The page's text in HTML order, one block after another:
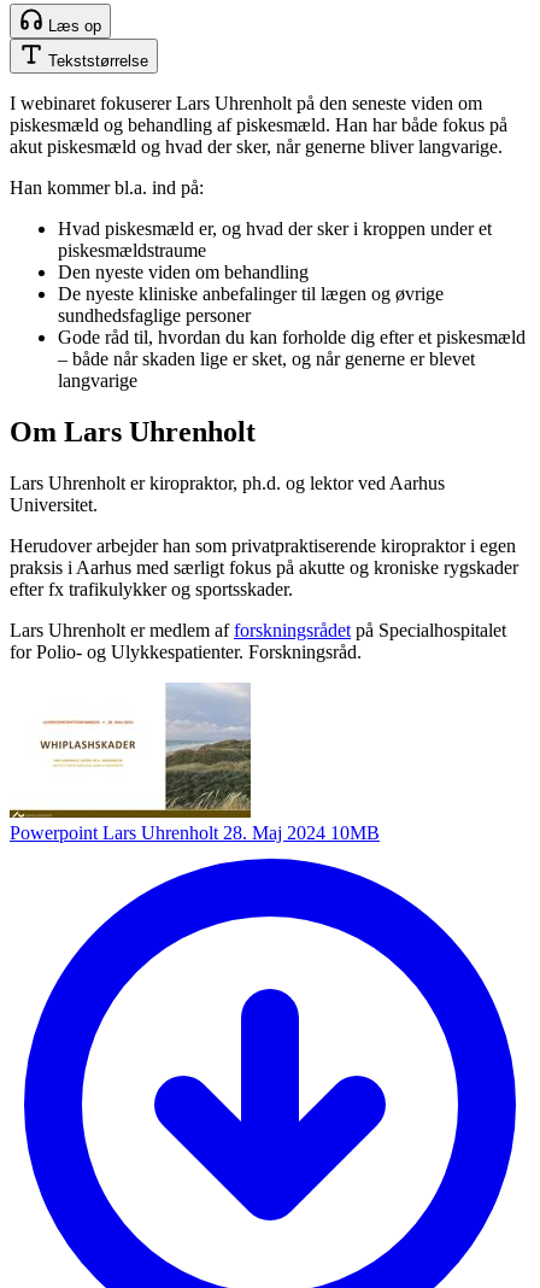
Læs op
Tekststørrelse
I webinaret fokuserer Lars Uhrenholt på den seneste viden om
piskesmæld og behandling af piskesmæld. Han har både fokus på
akut piskesmæld og hvad der sker, når generne bliver langvarige.
Han kommer bl.a. ind på:
Hvad piskesmæld er, og hvad der sker i kroppen under et
piskesmældstraume
Den nyeste viden om behandling
De nyeste kliniske anbefalinger til lægen og øvrige
sundhedsfaglige personer
Gode råd til, hvordan du kan forholde dig efter et piskesmæld
– både når skaden lige er sket, og når generne er blevet
langvarige
Om Lars Uhrenholt
Lars Uhrenholt er kiropraktor, ph.d. og lektor ved Aarhus
Universitet.
Herudover arbejder han som privatpraktiserende kiropraktor i egen
praksis i Aarhus med særligt fokus på akutte og kroniske rygskader
efter fx trafikulykker og sportsskader.
Lars Uhrenholt er medlem afforskningsrådet på Specialhospitalet
for Polio- og Ulykkespatienter. Forskningsråd.
Powerpoint Lars Uhrenholt 28. Maj 2024 10MB